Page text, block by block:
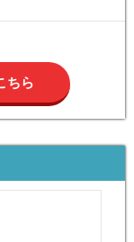
ちら